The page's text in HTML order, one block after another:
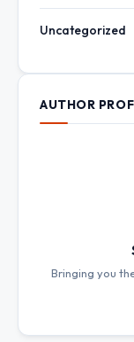
Uncategorized
AUTHOR
Bringing you